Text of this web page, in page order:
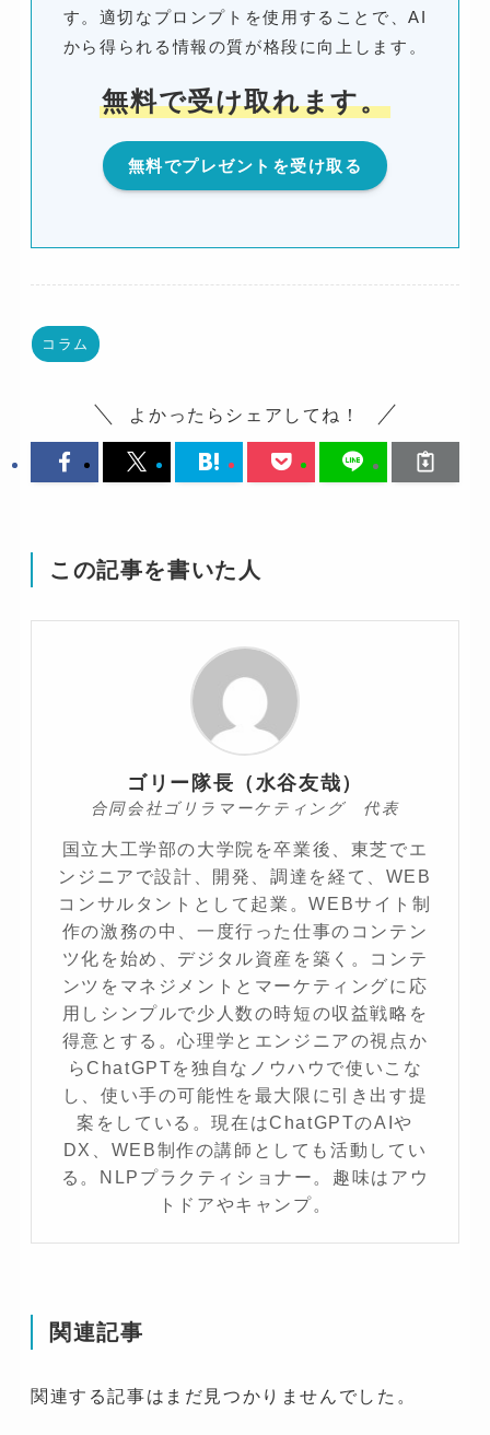
す。適切なプロンプトを使用することで、AI
から得られる情報の質が格段に向上します。
無料で受け取れます。
無料でプレゼントを受け取る
コラム
よかったらシェアしてね！
この記事を書いた人
ゴリー隊長（水谷友哉）
合同会社ゴリラマーケティング 代表
国立大工学部の大学院を卒業後、東芝でエ
ンジニアで設計、開発、調達を経て、WEB
コンサルタントとして起業。WEBサイト制
作の激務の中、一度行った仕事のコンテン
ツ化を始め、デジタル資産を築く。コンテ
ンツをマネジメントとマーケティングに応
用しシンプルで少人数の時短の収益戦略を
得意とする。心理学とエンジニアの視点か
らChatGPTを独自なノウハウで使いこな
し、使い手の可能性を最大限に引き出す提
案をしている。現在はChatGPTのAIや
DX、WEB制作の講師としても活動してい
る。NLPプラクティショナー。趣味はアウ
トドアやキャンプ。
関連記事
関連する記事はまだ見つかりませんでした。